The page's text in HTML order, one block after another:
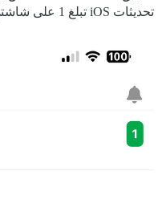
تحديثات iOS تبلغ 1 على شاشتي الرئيسية مقابل التطبيق